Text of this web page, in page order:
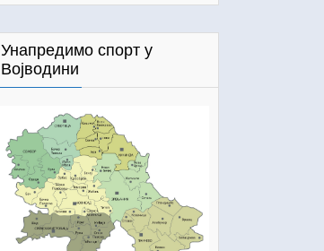
Унапредимо спорт у
Војводини